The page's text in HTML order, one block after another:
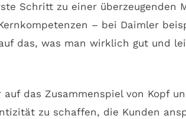
Schritt zu einer
– bei Daimler
das, was man wirklich gut
auf das Zusammenspiel von Kopf
zu schaffen, die Kunden